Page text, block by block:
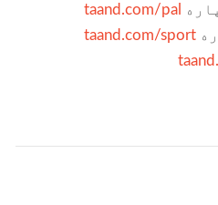
taand.com/pal
taand.com/sport